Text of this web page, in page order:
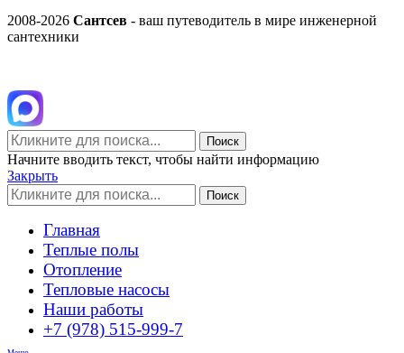
2008-2026 Сантсев - ваш путеводитель в мире инженерной
сантехники
Поиск
Начните вводить текст, чтобы найти информацию
Закрыть
Поиск
Главная
Теплые полы
Отопление
Тепловые насосы
Наши работы
+7 (978) 515-999-7